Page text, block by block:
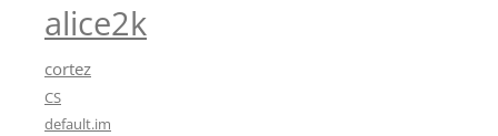
alice2k
cortez
CS
default.im